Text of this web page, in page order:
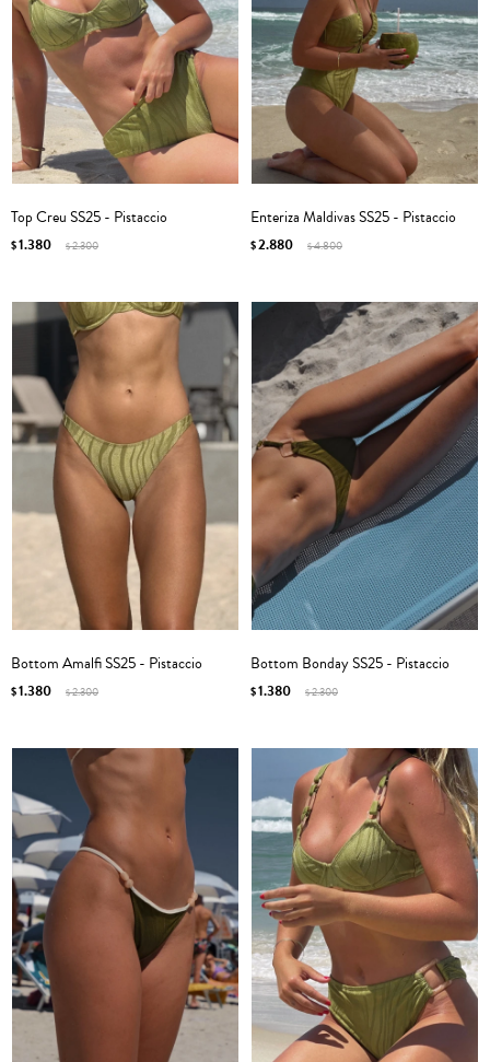
Top Creu SS25 - Pistaccio
$1.380 $2.300
Enteriza Maldivas SS25 - Pistaccio
$2.880 $4.800
Bottom Amalfi SS25 - Pistaccio
$1.380 $2.300
Bottom Bonday SS25 - Pistaccio
$1.380 $2.300